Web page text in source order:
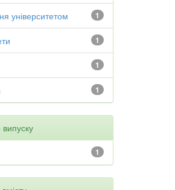
1
університетом
1
1
1
1